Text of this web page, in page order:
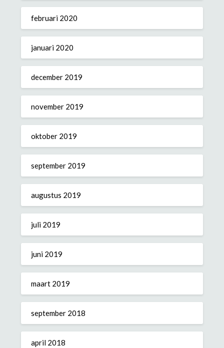
februari 2020
januari 2020
december 2019
november 2019
oktober 2019
september 2019
augustus 2019
juli 2019
juni 2019
maart 2019
september 2018
april 2018